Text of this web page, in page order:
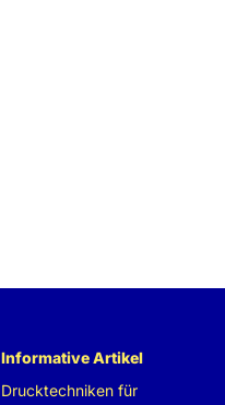
Informative Artikel
Drucktechniken für